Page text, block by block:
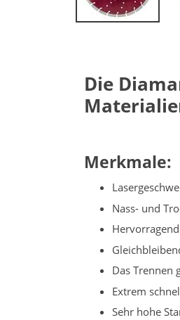
Die
Merkmale:
Nass- und
Das Trennen
Extrem
Sehr hohe